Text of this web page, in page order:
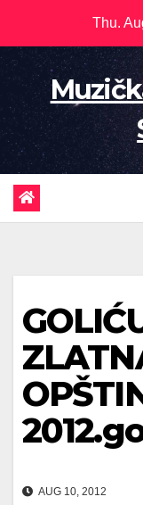
content
Thu.
AUG 10, 2012